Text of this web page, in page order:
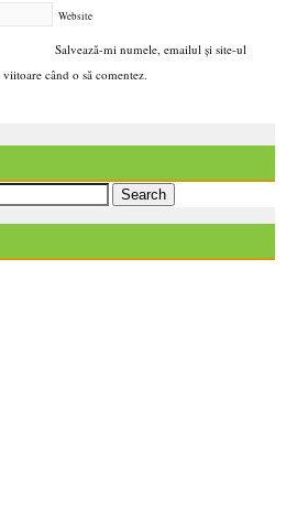
Website
Salvează-mi numele, emailul și site-ul
când o să comentez.